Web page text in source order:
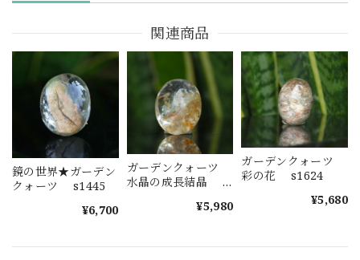
関連商品
鏡の世界★ガーデン
クォーツ s1445
¥6,700
ガーデンクォーツ
水晶の成長結晶
¥5,980
ガーデンクォーツ
彩の花 s1624
¥5,680